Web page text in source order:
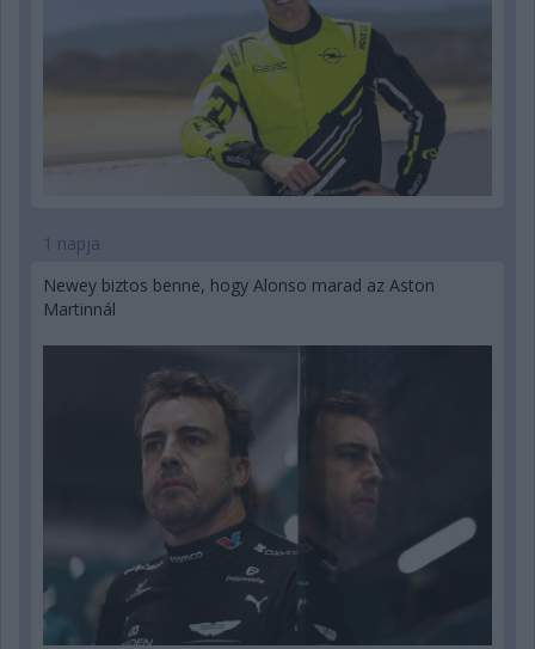
1 napja
Newey biztos benne, hogy Alonso marad az Aston
Martinnál